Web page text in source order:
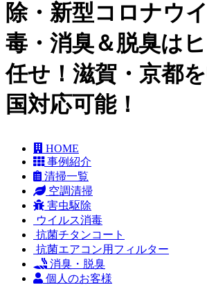
除・新型コロナウ
毒・消臭＆脱臭は
任せ！滋賀・京都
国対応可能！
HOME
事例紹介
清掃一覧
空調清掃
害虫駆除
ウイルス消毒
抗菌チタンコート
抗菌エアコン用フィルター
消臭・脱臭
個人のお客様